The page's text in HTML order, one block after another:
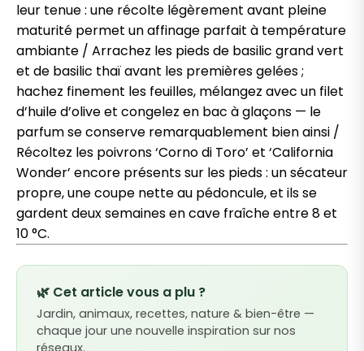
leur tenue : une récolte légèrement avant pleine
maturité permet un affinage parfait à température
ambiante / Arrachez les pieds de basilic grand vert
et de basilic thaï avant les premières gelées ;
hachez finement les feuilles, mélangez avec un filet
d’huile d’olive et congelez en bac à glaçons — le
parfum se conserve remarquablement bien ainsi /
Récoltez les poivrons ‘Corno di Toro’ et ‘California
Wonder’ encore présents sur les pieds : un sécateur
propre, une coupe nette au pédoncule, et ils se
gardent deux semaines en cave fraîche entre 8 et
10 °C.
🌿 Cet article vous a plu ?
Jardin, animaux, recettes, nature & bien-être —
chaque jour une nouvelle inspiration sur nos
réseaux.